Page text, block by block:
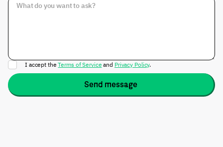
I accept theTerms of Service and Privacy Policy.